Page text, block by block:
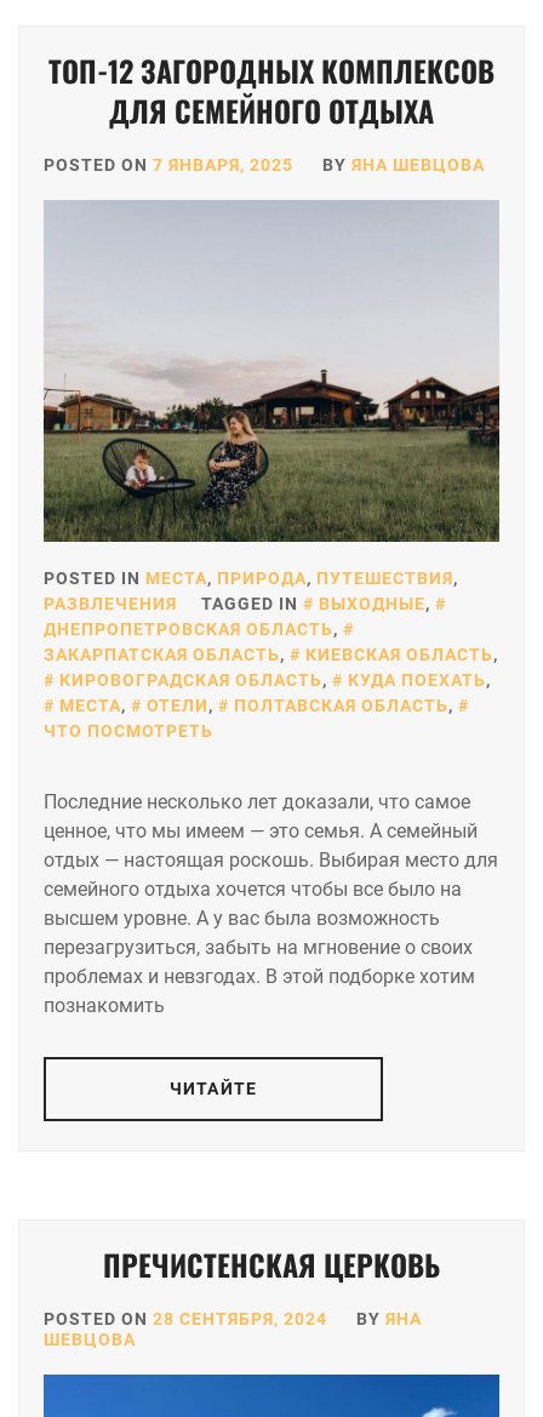
ТОП-12 ЗАГОРОДНЫХ КОМПЛЕКСОВ
ДЛЯ СЕМЕЙНОГО ОТДЫХА
POSTED ON 7 ЯНВАРЯ, 2025 BY ЯНА ШЕВЦОВА
POSTED IN МЕСТА, ПРИРОДА, ПУТЕШЕСТВИЯ,
РАЗВЛЕЧЕНИЯ
TAGGED IN ВЫХОДНЫЕ,
ДНЕПРОПЕТРОВСКАЯ ОБЛАСТЬ,
ЗАКАРПАТСКАЯ ОБЛАСТЬ, КИЕВСКАЯ ОБЛАСТЬ,
КИРОВОГРАДСКАЯ ОБЛАСТЬ, КУДА ПОЕХАТЬ,
МЕСТА, ОТЕЛИ, ПОЛТАВСКАЯ ОБЛАСТЬ,
ЧТО ПОСМОТРЕТЬ
Последние несколько лет доказали, что самое
ценное, что мы имеем — это семья. А семейный
отдых — настоящая роскошь. Выбирая место для
семейного отдыха хочется чтобы все было на
высшем уровне. А у вас была возможность
перезагрузиться, забыть на мгновение о своих
проблемах и невзгодах. В этой подборке хотим
познакомить
ЧИТАЙТЕ
ПРЕЧИСТЕНСКАЯ ЦЕРКОВЬ
POSTED ON 28 СЕНТЯБРЯ, 2024 BY ЯНА
ШЕВЦОВА